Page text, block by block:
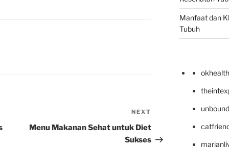
Post
NEXT
Menu Makanan Sehat untuk Diet
Sukses
Manfaat dan
Tubuh